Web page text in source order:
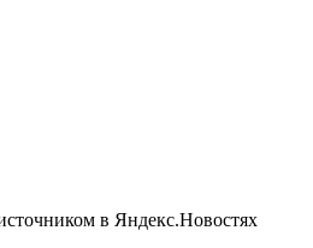
в Яндекс.Новостях